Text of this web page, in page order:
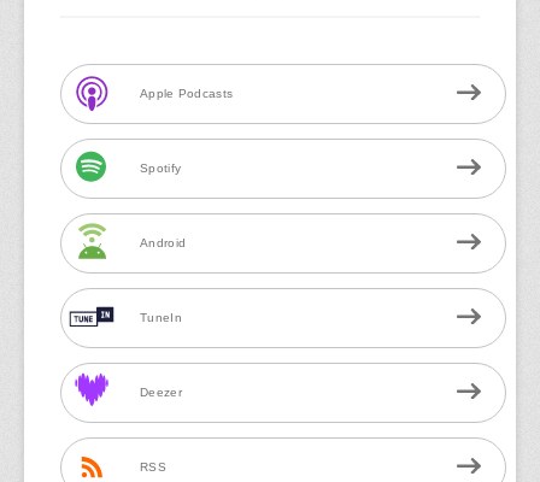
Apple Podcasts
Spotify
Android
TuneIn
Deezer
RSS